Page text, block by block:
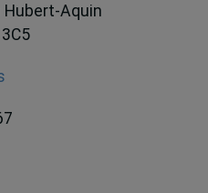
Hubert-Aquin